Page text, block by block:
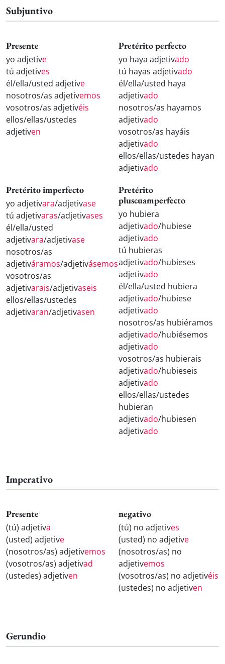
Subjuntivo
Presente
yo adjetive
tú adjetives
él/ella/usted adjetive
nosotros/as adjetivemos
vosotros/as adjetivéis
ellos/ellas/ustedes
adjetiven
Pretérito perfecto
yo haya adjetivado
tú hayas adjetivado
él/ella/usted haya
adjetivado
nosotros/as hayamos
adjetivado
vosotros/as hayáis
adjetivado
ellos/ellas/ustedes hayan
adjetivado
Pretérito imperfecto
yo adjetivara/adjetivase
tú adjetivaras/adjetivases
él/ella/usted
adjetivara/adjetivase
nosotros/as
adjetiváramos/adjetivásemos
vosotros/as
adjetivarais/adjetivaseis
ellos/ellas/ustedes
adjetivaran/adjetivasen
Pretérito
pluscuamperfecto
yo hubiera
adjetivado/hubiese
adjetivado
tú hubieras
adjetivado/hubieses
adjetivado
él/ella/usted hubiera
adjetivado/hubiese
adjetivado
nosotros/as hubiéramos
adjetivado/hubiésemos
adjetivado
vosotros/as hubierais
adjetivado/hubieseis
adjetivado
ellos/ellas/ustedes
hubieran
adjetivado/hubiesen
adjetivado
Imperativo
Presente
(tú) adjetiva
(usted) adjetive
(nosotros/as) adjetivemos
(vosotros/as) adjetivad
(ustedes) adjetiven
negativo
(tú) no adjetives
(usted) no adjetive
(nosotros/as) no
adjetivemos
(vosotros/as) no adjetivéis
(ustedes) no adjetiven
Gerundio